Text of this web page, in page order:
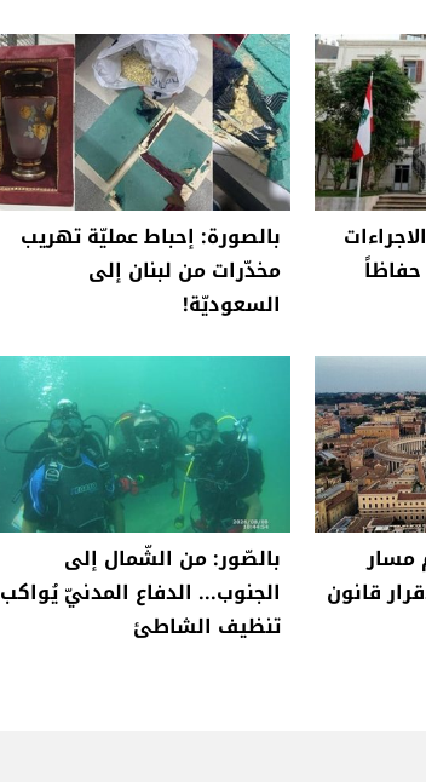
حفاظاً
بالصورة: إحباط عمليّة تهريب
مخدّرات من لبنان إلى
السعوديّة!
مسار
قانون
بالصّور: من الشّمال إلى
الجنوب... الدفاع المدنيّ يُواكب
تنظيف الشاطئ